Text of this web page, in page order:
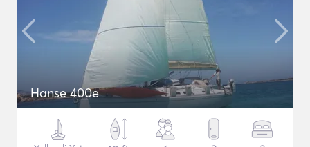
Hanse 400e